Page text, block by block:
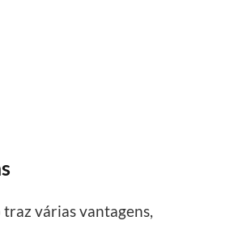
várias vantagens,